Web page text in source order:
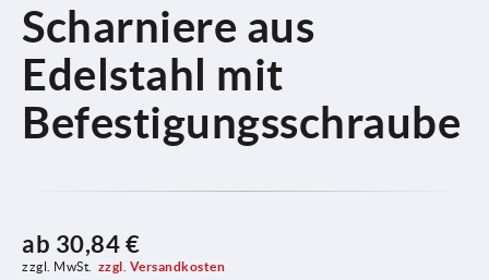
Scharniere aus
Edelstahl mit
Befestigungsschraube
ab 30,84 €
zzgl. MwSt. zzgl. Versandkosten